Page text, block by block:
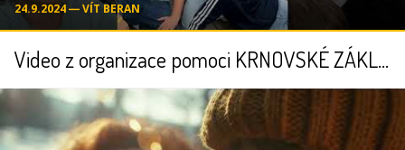
24.9.2024 ― VÍT BERAN
Video z organizace pomoci KRNOVSKÉ ZÁKLADNÍ ŠKOLE se postavit zpátky na nohy